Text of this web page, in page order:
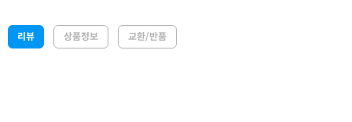
리뷰 상품정보 교환/반품